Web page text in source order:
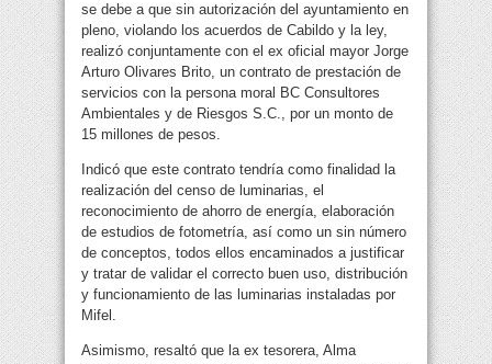
se debe a que sin autorización del ayuntamiento en
pleno, violando los acuerdos de Cabildo y la ley,
realizó conjuntamente con el ex oficial mayor Jorge
Arturo Olivares Brito, un contrato de prestación de
servicios con la persona moral BC Consultores
Ambientales y de Riesgos S.C., por un monto de
15 millones de pesos.
Indicó que este contrato tendría como finalidad la
realización del censo de luminarias, el
reconocimiento de ahorro de energía, elaboración
de estudios de fotometría, así como un sin número
de conceptos, todos ellos encaminados a justificar
y tratar de validar el correcto buen uso, distribución
y funcionamiento de las luminarias instaladas por
Mifel.
Asimismo, resaltó que la ex tesorera, Alma